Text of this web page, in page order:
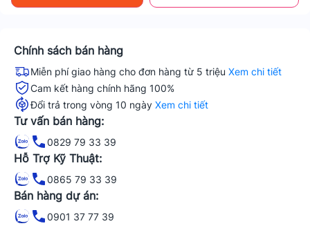
Chính sách bán hàng
Miễn phí giao hàng cho đơn hàng từ 5 triệu Xem chi tiết
Cam kết hàng chính hãng 100%
Đổi trả trong vòng 10 ngày Xem chi tiết
Tư vấn bán hàng:
0829 79 33 39
Hỗ Trợ Kỹ Thuật:
0865 79 33 39
Bán hàng dự án:
0901 37 77 39